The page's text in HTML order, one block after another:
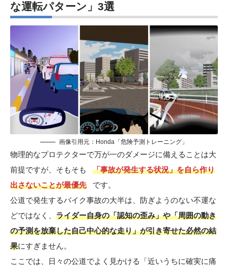
な運転パターン」3選
画像引用元：Honda「危険予測トレーニング」
物理的なプロテクターで万が一のダメージに備えることは大
前提ですが、そもそも
「事故が発生する状況」を自ら作り
出さないことが最優先
です。
公道で発生するバイク事故の大半は、防ぎようのない不運な
どではなく、 ライダー自身の「認知の歪み」や「周囲の動き
の予測を放棄した自己中心的な走り」が引き寄せた必然の結
果にすぎません。
ここでは、日々の公道でよく見かける「近いうちに確実に痛